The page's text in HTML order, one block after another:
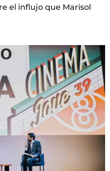
el influjo que Marisol